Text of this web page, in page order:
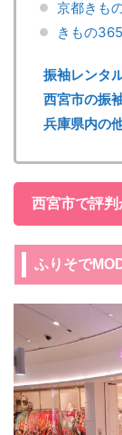
京都きも
きもの365
振袖レンタ
西宮市の振
兵庫県内の
西宮市で評
ふりそで